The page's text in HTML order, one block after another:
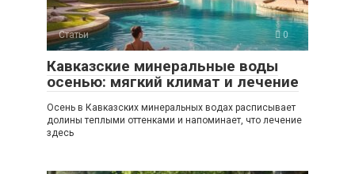
Статьи 0
Кавказские минеральные воды
осенью: мягкий климат и лечение
Осень в Кавказских минеральных водах расписывает
долины теплыми оттенками и напоминает, что лечение
здесь